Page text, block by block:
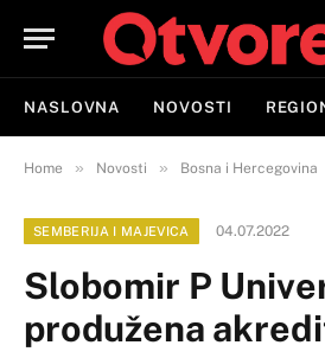
NASLOVNA NOVOSTI
Home » Novosti » Bosna i Hercegovina
SEMBERIJA I MAJEVICA 04.07.2022
Slobomir P
produžena